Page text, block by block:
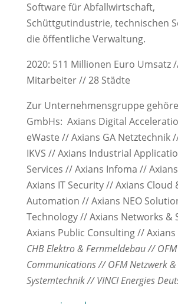
Software für Abfallwirtschaft,
Schüttgutindustrie, technischen
die öffentliche Verwaltung.
2020: 511 Millionen Euro Umsatz
Mitarbeiter // 28 Städte
Zur Unternehmensgruppe
GmbHs: Axians Digital
eWaste // Axians GA Netztechnik
IKVS // Axians Industrial
Services // Axians Infoma //
Axians IT Security // Axians Cloud
Automation // Axians NEO
Technology // Axians Networks &
Axians Public Consulting //
CHB Elektro & Fernmeldebau // OFM
Communications // OFM Netzwerk &
Systemtechnik // VINCI Energies